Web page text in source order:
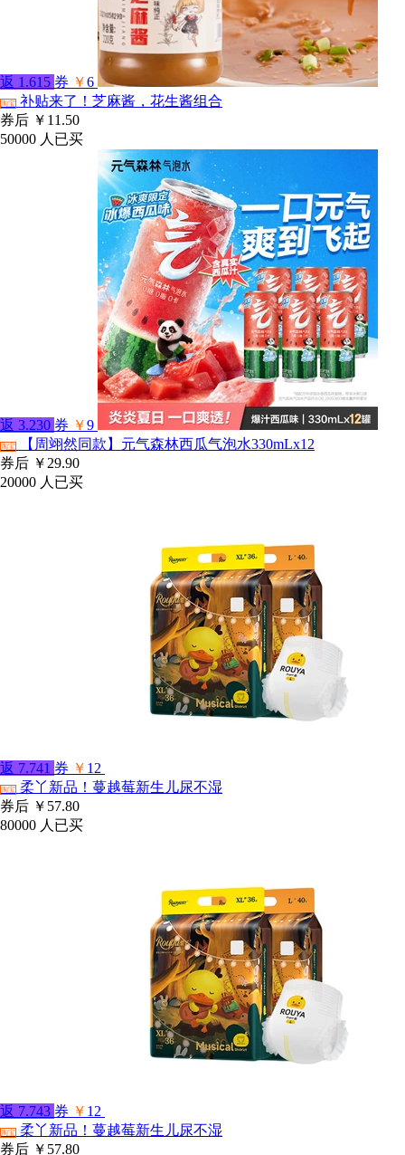
返 1.615 券 ￥6
淘宝 补贴来了！芝麻酱，花生酱组合
券后 ￥11.50
50000 人已买
返 3.230 券 ￥9
淘宝
【周翊然同款】元气森林西瓜气泡水330mLx12
券后 ￥29.90
20000 人已买
返 7.741 券 ￥ 12
淘宝 柔丫新品！蔓越莓新生儿尿不湿
券后 ￥57.80
80000 人已买
返 7.743 券 ￥ 12
淘宝 柔丫新品！蔓越莓新生儿尿不湿
券后 ￥57.80